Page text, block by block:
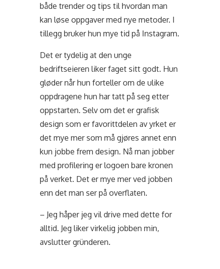
både trender og tips til hvordan man
kan løse oppgaver med nye metoder. I
tillegg bruker hun mye tid på Instagram.
Det er tydelig at den unge
bedriftseieren liker faget sitt godt. Hun
gløder når hun forteller om de ulike
oppdragene hun har tatt på seg etter
oppstarten. Selv om det er grafisk
design som er favorittdelen av yrket er
det mye mer som må gjøres annet enn
kun jobbe frem design. Nå man jobber
med profilering er logoen bare kronen
på verket. Det er mye mer ved jobben
enn det man ser på overflaten.
– Jeg håper jeg vil drive med dette for
alltid. Jeg liker virkelig jobben min,
avslutter gründeren.